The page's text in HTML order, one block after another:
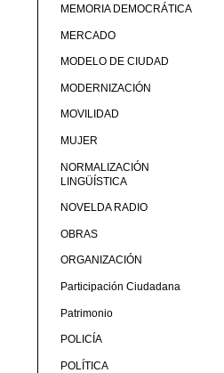
MEMORIA DEMOCRÁTICA
MERCADO
MODELO DE CIUDAD
MODERNIZACIÓN
MOVILIDAD
MUJER
NORMALIZACIÓN
LINGÜÍSTICA
NOVELDA RADIO
OBRAS
ORGANIZACIÓN
Participación Ciudadana
Patrimonio
POLICÍA
POLÍTICA